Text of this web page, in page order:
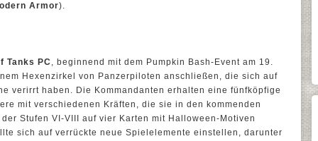
Armor).
Tanks PC, beginnend mit dem Pumpkin Bash-Event am 19.
Hexenzirkel von Panzerpiloten anschließen, die sich auf
verirrt haben. Die Kommandanten erhalten eine fünfköpfige
mit verschiedenen Kräften, die sie in den kommenden
Stufen VI-VIII auf vier Karten mit Halloween-Motiven
sich auf verrückte neue Spielelemente einstellen, darunter